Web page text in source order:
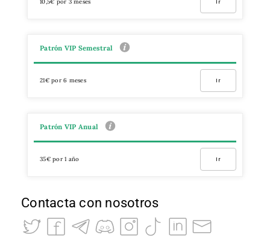
Patrón VIP Semestral
21€ por 6 meses Ir
Patrón VIP Anual
35€ por 1 año Ir
Contacta con nosotros